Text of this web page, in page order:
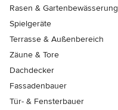
Rasen & Gartenbewässerung
Spielgeräte
Terrasse & Außenbereich
Zäune & Tore
Dachdecker
Fassadenbauer
Tür- & Fensterbauer